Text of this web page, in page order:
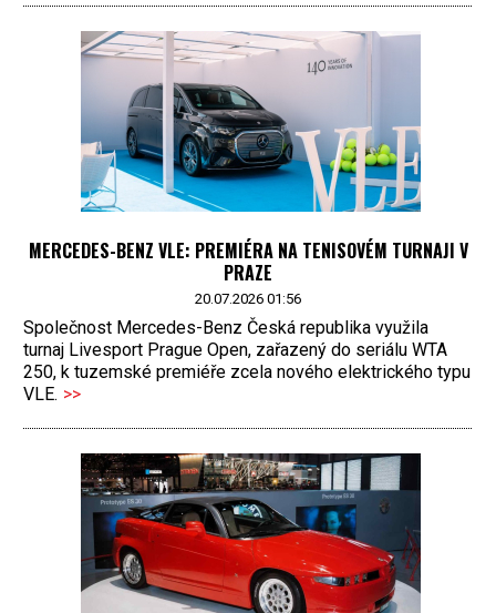
MERCEDES-BENZ VLE: PREMIÉRA NA TENISOVÉM TURNAJI V
PRAZE
20.07.2026 01:56
Společnost Mercedes-Benz Česká republika využila
turnaj Livesport Prague Open, zařazený do seriálu WTA
250, k tuzemské premiéře zcela nového elektrického typu
VLE. >>